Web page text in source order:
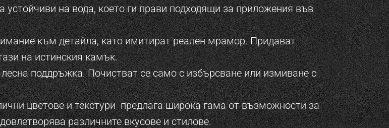
на вода, което ги прави подходящи за приложения във
към детайла, като имитират реален мрамор. Придават
на истинския камък.
поддръжка. Почистват се само с избърсване или измиване с
цветове и текстури предлага широка гама от възможности за
различните вкусове и стилове.